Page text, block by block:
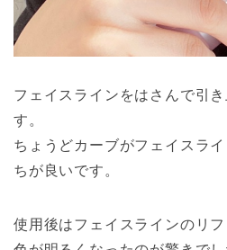
フェイスラインをはさんで引
す。
ちょうどカーブがフェイスラ
ちが良いです。
使用後はフェイスラインのリ